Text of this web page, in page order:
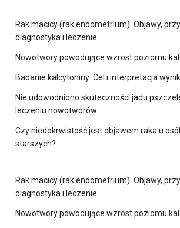
Rak macicy (rak endometrium): Objawy,
diagnostyka i leczenie
Nowotwory powodujące wzrost poziomu
Badanie kalcytoniny: Cel i interpretacja
Nie udowodniono skuteczności jadu
leczeniu nowotworów
Czy niedokrwistość jest objawem raka u
starszych?
Rak macicy (rak endometrium): Objawy,
diagnostyka i leczenie
Nowotwory powodujące wzrost poziomu